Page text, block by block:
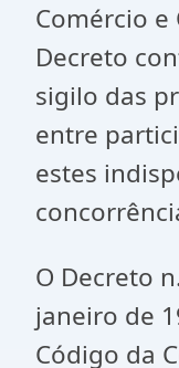
Comércio e
Decreto
sigilo das
entre
estes
O Decreto
janeiro de
Código da